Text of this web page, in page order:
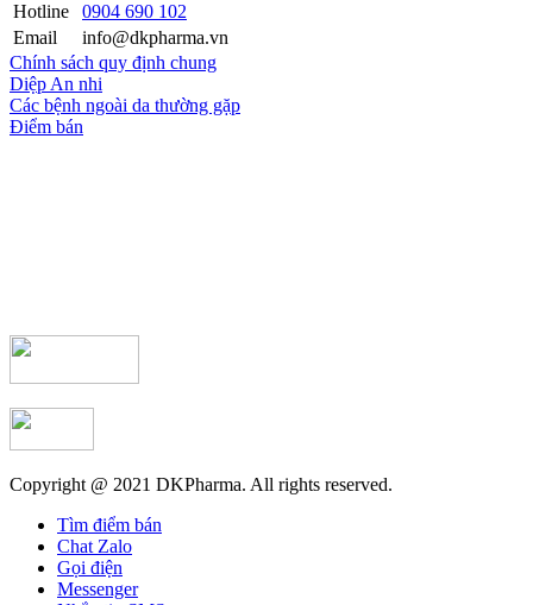
Hotline
0904 690 102
Email
info@dkpharma.vn
Chính sách quy định chung
Diệp An nhi
Các bệnh ngoài da thường gặp
Điểm bán
Copyright @ 2021 DKPharma. All rights reserved.
Tìm điểm bán
Chat Zalo
Gọi điện
Messenger